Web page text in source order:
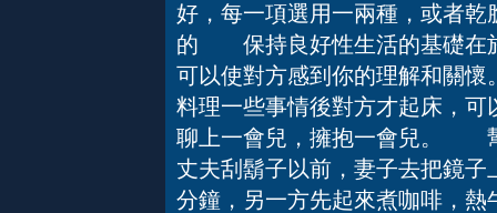
好，每一項選用一兩種，或者
的 保持良好性生活的基礎在
可以使對方感到你的理解和
料理一些事情後對方才起床，
聊上一會兒，擁抱一會兒。
丈夫刮鬍子以前，妻子去把鏡
分鐘，另一方先起來煮咖啡，